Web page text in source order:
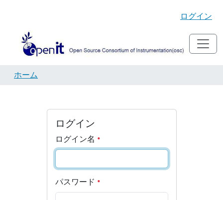
ログイン
ホーム
ログイン
ログイン名
パスワード